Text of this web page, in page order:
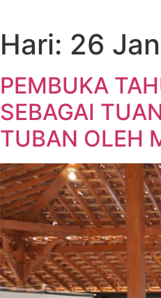
Hari: 26
PEMBUKA
SEBAGAI
TUBAN OLEH